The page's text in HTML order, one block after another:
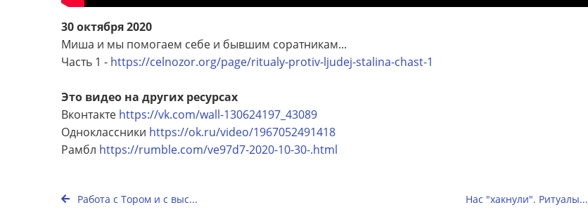
30 октября 2020
Миша и мы помогаем себе и бывшим соратникам...
Часть 1 - https://celnozor.org/page/ritualy-protiv-ljudej-stalina-chast-1
Это видео на других ресурсах
Вконтакте https://vk.com/wall-130624197_43089
Одноклассники https://ok.ru/video/1967052491418
Рамбл https://rumble.com/ve97d7-2020-10-30-.html
Работа с Тором и с выс... Нас "хакнули". Ритуалы...